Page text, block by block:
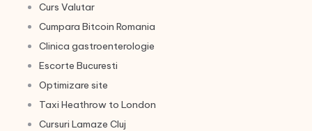
Curs Valutar
Cumpara Bitcoin Romania
Clinica gastroenterologie
Escorte Bucuresti
Optimizare site
Taxi Heathrow to London
Cursuri Lamaze Cluj